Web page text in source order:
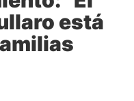
está